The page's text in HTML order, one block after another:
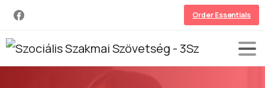
Order Essentials